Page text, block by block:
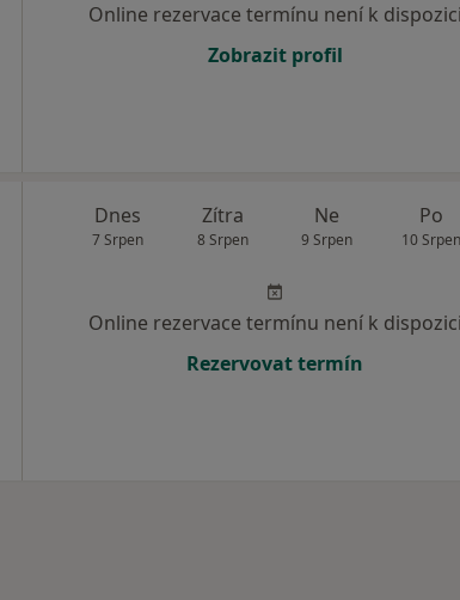
Online rezervace termínu není k dispozici
Zobrazit profil
Dnes
7 Srpen
Zítra
8 Srpen
Ne
9 Srpen
Po
10 Srpen
Online rezervace termínu není k dispozici
Rezervovat termín